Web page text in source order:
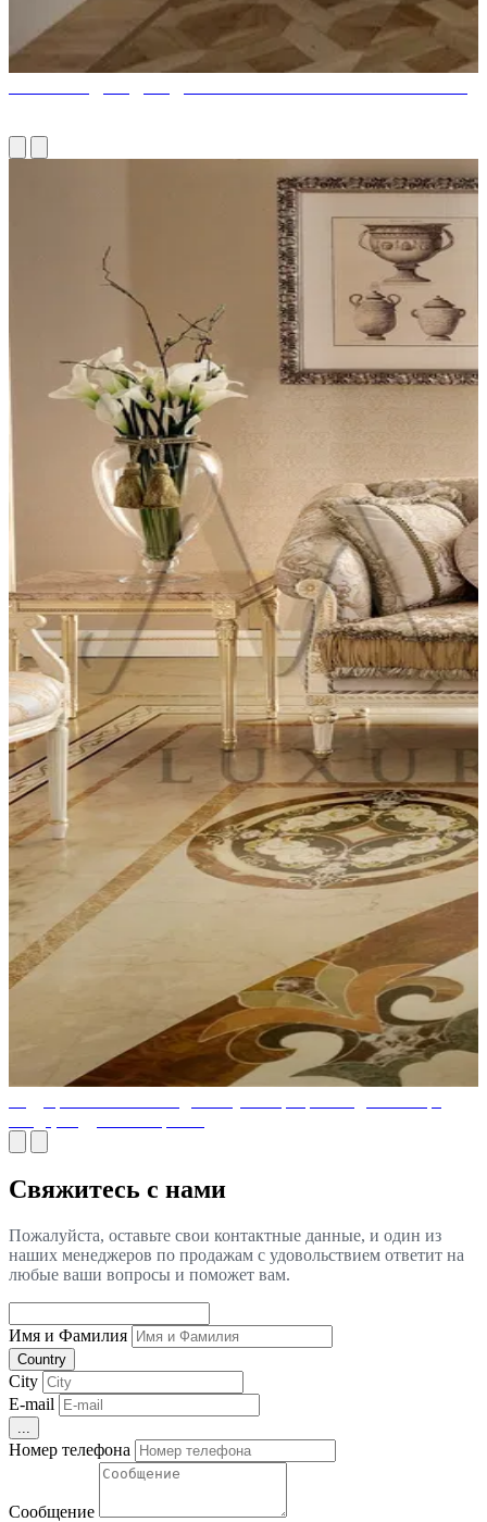
Свяжитесь с нами
Пожалуйста, оставьте свои контактные данные, и один из
наших менеджеров по продажам с удовольствием ответит на
любые ваши вопросы и поможет вам.
Имя и Фамилия
Country
City
E-mail
Номер телефона
Сообщение